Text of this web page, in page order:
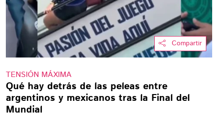
Compartir
TENSIÓN MÁXIMA
Qué hay detrás de las peleas entre
argentinos y mexicanos tras la Final del
Mundial